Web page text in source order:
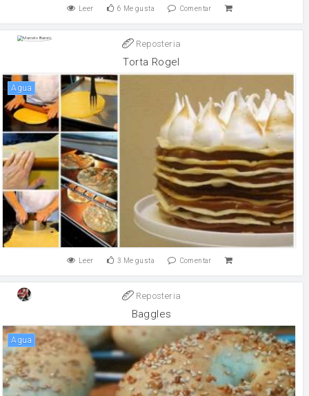
Leer 6 Me gusta Comentar
Reposteria
Torta Rogel
agua
Leer 3 Me gusta Comentar
Reposteria
Baggles
agua